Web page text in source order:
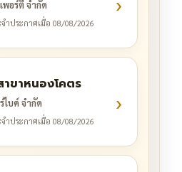
อร์ตี้ จำกัด
ำประกาศเมื่อ 08/08/2026
ขาหนองโคตร
บค์ จำกัด
ำประกาศเมื่อ 08/08/2026
›